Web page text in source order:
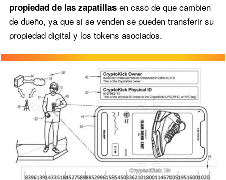
propiedad de las zapatillasen caso de que cambien
de dueño, ya que si se venden se pueden transferir su
propiedad digital y los tokens asociados.